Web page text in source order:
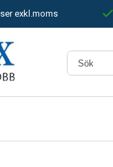
exkl.moms